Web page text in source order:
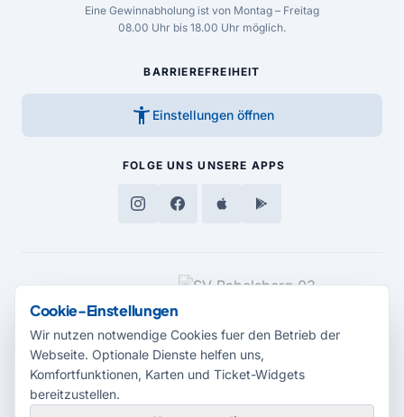
Eine Gewinnabholung ist von Montag – Freitag
08.00 Uhr bis 18.00 Uhr möglich.
BARRIEREFREIHEIT
accessibility_new Einstellungen öffnen
FOLGE UNS UNSERE APPS
MEDIENPARTNER
Cookie-Einstellungen
Wir nutzen notwendige Cookies fuer den Betrieb der
Webseite. Optionale Dienste helfen uns,
Komfortfunktionen, Karten und Ticket-Widgets
bereitzustellen.